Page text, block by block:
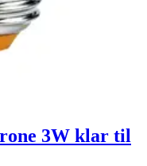
3W klar til